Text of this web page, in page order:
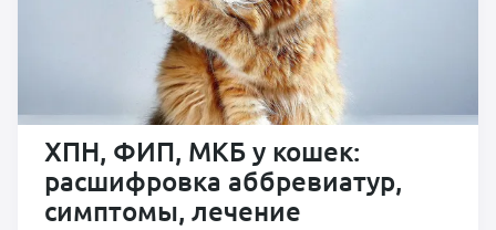
ХПН, ФИП, МКБ у кошек:
расшифровка аббревиатур,
симптомы, лечение